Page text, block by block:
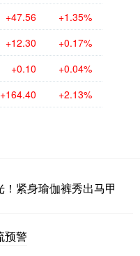
+47.56 +1.35%
+12.30 +0.17%
+0.10 +0.04%
+164.40 +2.13%
紧身瑜伽裤秀出马甲
预警